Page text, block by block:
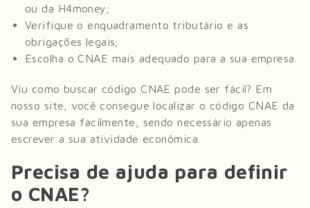
ou da H4money;
Verifique o enquadramento tributário e as
obrigações legais;
Escolha o CNAE mais adequado para a sua empresa.
Viu como buscar código CNAE pode ser fácil? Em
nosso site, você consegue localizar o código CNAE da
sua empresa facilmente, sendo necessário apenas
escrever a sua atividade econômica.
Precisa de ajuda para definir
o CNAE?